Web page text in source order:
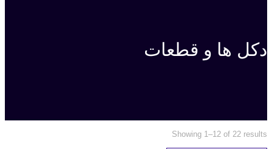
دکل ها و قطعات
Showing 1–12 of 22 results